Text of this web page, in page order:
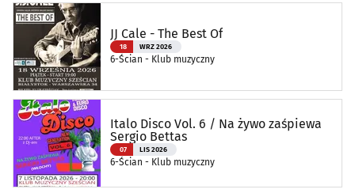
JJ Cale - The Best Of
18 WRZ 2026
6-Ścian - Klub muzyczny
Italo Disco Vol. 6 / Na żywo zaśpiewa
Sergio Bettas
07 LIS 2026
6-Ścian - Klub muzyczny